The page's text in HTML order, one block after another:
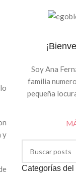
y
Soy Ana
familia
pequeña
Categorías del